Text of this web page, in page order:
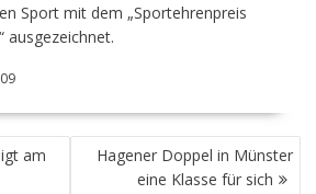
Sport mit dem „Sportehrenpreis
ausgezeichnet.
am
Hagener Doppel in Münster
eine Klasse für sich